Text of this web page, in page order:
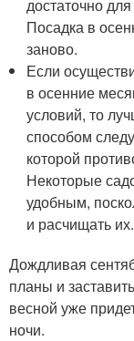
достаточно
Посадка в
заново.
Если
в осенние
условий, то
способом
которой
Некоторые
удобным,
и расчищать их.
Дождливая
планы и
весной уже
ночи.